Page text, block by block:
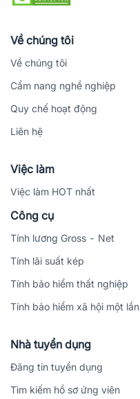
Về chúng tôi
Về chúng tôi
Cẩm nang nghề nghiệp
Quy chế hoạt động
Liên hệ
Việc làm
Việc làm HOT nhất
Công cụ
Tính lương Gross - Net
Tính lãi suất kép
Tính bảo hiểm thất nghiệp
Tính bảo hiểm xã hội một lần
Nhà tuyển dụng
Đăng tin tuyển dụng
Tìm kiếm hồ sơ ứng viên